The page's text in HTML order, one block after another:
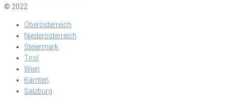
© 2022
Oberösterreich
Niederösterreich
Steiermark
Tirol
Wien
Kärnten
Salzburg